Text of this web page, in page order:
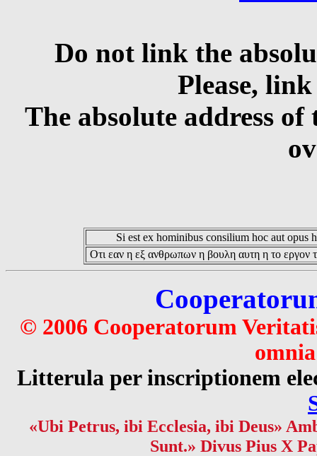
Do not link the
Please,
The absolute address
Si est ex hominibus consilium hoc aut opus
Οτι εαν η εξ ανθρωπων η βουλη αυτη η το εργον
© 2006 Cooperatorum
Litterula per inscriptionem
«Ubi Petrus, ibi Ecclesia, ibi Deus»
Sunt.» Divus Pius X